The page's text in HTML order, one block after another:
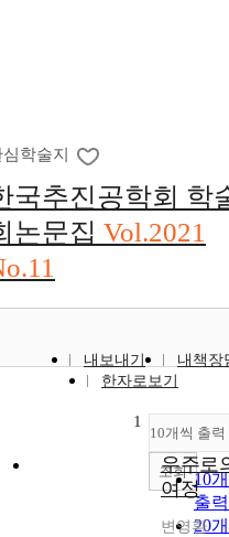
심학술지
국추진공학회 학
논문집 Vol.2021
내보내기
내책장
한자로보기
10개씩 출력
10
출력
20
조회
1
우주로
여정
변영환